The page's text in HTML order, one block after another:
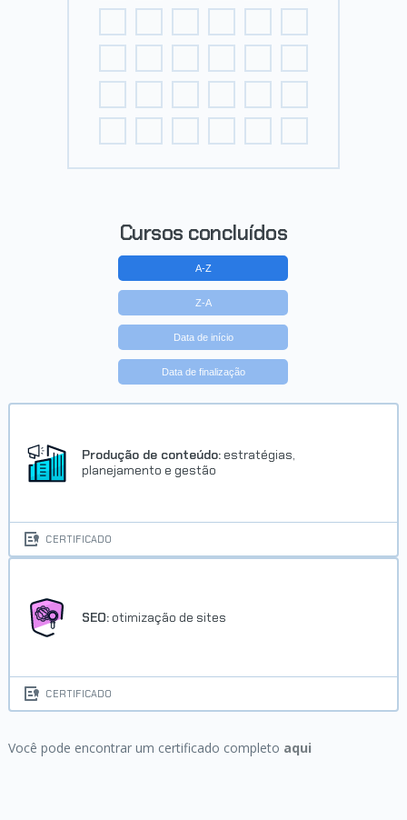
Cursos concluídos
A-Z
Z-A
Data de início
Data de finalização
Produção de conteúdo: estratégias,
planejamento e gestão
CERTIFICADO
SEO: otimização de sites
CERTIFICADO
Você pode encontrar um certificado completo aqui